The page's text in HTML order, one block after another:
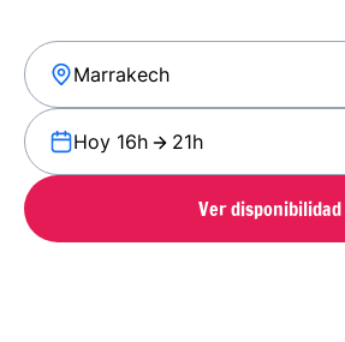
Hoy 16h 21h
Ver disponibilidad